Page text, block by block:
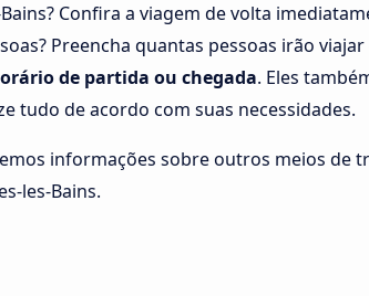
Confira a viagem de volta
Preencha quantas pessoas irão
de partida ou chegada. Eles
tudo de acordo com suas necessidades.
informações sobre outros meios de
les-Bains.